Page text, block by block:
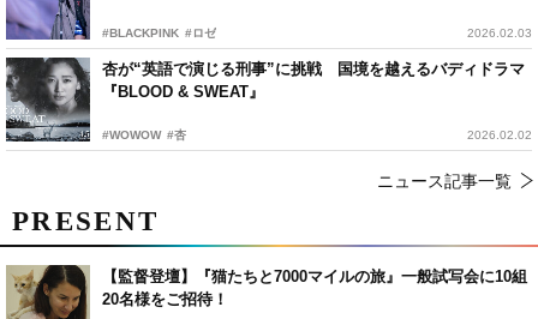
#BLACKPINK #ロゼ 2026.02.03
杏が“英語で演じる刑事”に挑戦 国境を越えるバディドラマ
『BLOOD & SWEAT』
#WOWOW #杏 2026.02.02
ニュース記事一覧
PRESENT
【監督登壇】『猫たちと7000マイルの旅』一般試写会に10組
20名様をご招待！